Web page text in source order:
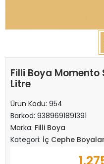
Filli Boya Momento
Litre
Ürün Kodu: 954
Barkod: 9389691891391
Marka: Filli Boya
Kategori: İç Cephe